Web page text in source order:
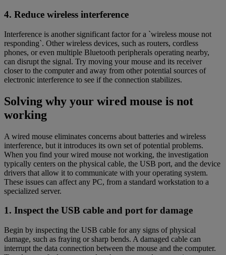
4. Reduce wireless interference
Interference is another significant factor for a `wireless mouse not
responding`. Other wireless devices, such as routers, cordless
phones, or even multiple Bluetooth peripherals operating nearby,
can disrupt the signal. Try moving your mouse and its receiver
closer to the computer and away from other potential sources of
electronic interference to see if the connection stabilizes.
Solving why your wired mouse is not
working
A wired mouse eliminates concerns about batteries and wireless
interference, but it introduces its own set of potential problems.
When you find your wired mouse not working, the investigation
typically centers on the physical cable, the USB port, and the device
drivers that allow it to communicate with your operating system.
These issues can affect any PC, from a standard workstation to a
specialized server.
1. Inspect the USB cable and port for damage
Begin by inspecting the USB cable for any signs of physical
damage, such as fraying or sharp bends. A damaged cable can
interrupt the data connection between the mouse and the computer.